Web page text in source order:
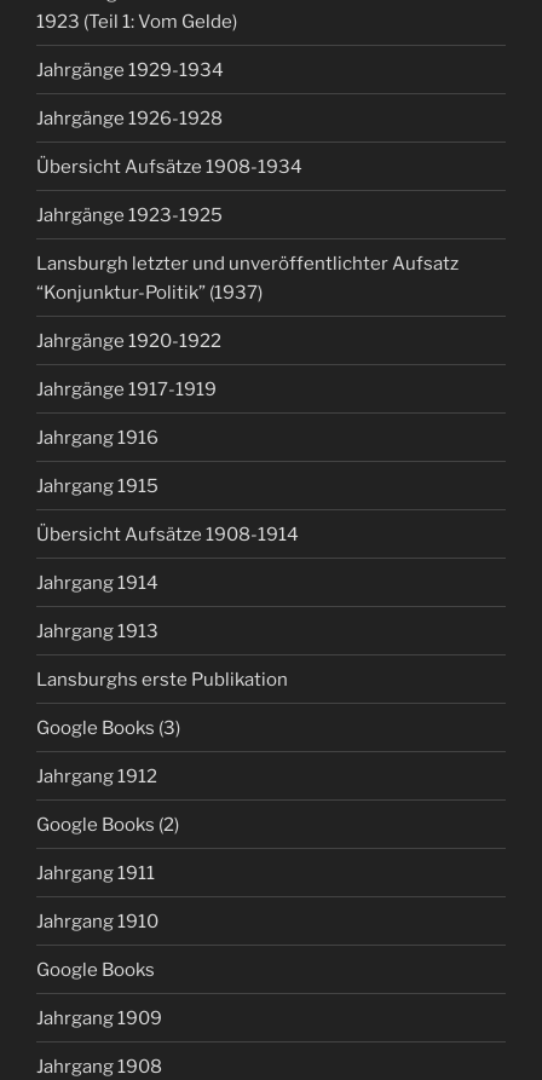
1923 (Teil 1: Vom Gelde)
Jahrgänge 1929-1934
Jahrgänge 1926-1928
Übersicht Aufsätze 1908-1934
Jahrgänge 1923-1925
Lansburgh letzter und unveröffentlichter Aufsatz
“Konjunktur-Politik” (1937)
Jahrgänge 1920-1922
Jahrgänge 1917-1919
Jahrgang 1916
Jahrgang 1915
Übersicht Aufsätze 1908-1914
Jahrgang 1914
Jahrgang 1913
Lansburghs erste Publikation
Google Books (3)
Jahrgang 1912
Google Books (2)
Jahrgang 1911
Jahrgang 1910
Google Books
Jahrgang 1909
Jahrgang 1908